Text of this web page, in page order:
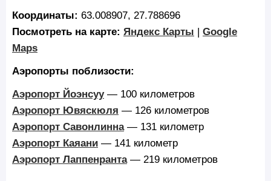
Координаты: 63.008907, 27.788696
Посмотреть на карте: Яндекс Карты | Google
Maps
Аэропорты поблизости:
Аэропорт Йоэнсуу— 100 километров
Аэропорт Ювяскюля — 126 километров
Аэропорт Савонлинна— 131 километр
Аэропорт Каяани — 141 километр
Аэропорт Лаппенранта— 219 километров